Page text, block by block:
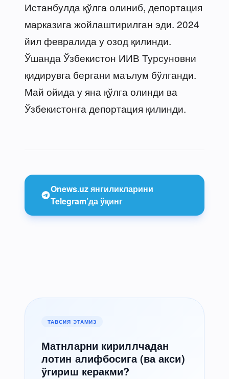
Истанбулда қўлга олиниб, депортация
марказига жойлаштирилган эди. 2024
йил февралида у озод қилинди.
Ўшанда Ўзбекистон ИИВ Турсуновни
қидирувга бергани маълум бўлганди.
Май ойида у яна қўлга олинди ва
Ўзбекистонга депортация қилинди.
Onews.uz янгиликларини
Telegram’да ўқинг
ТАВСИЯ ЭТАМИЗ
Матнларни кириллчадан
лотин алифбосига (ва акси)
ўгириш керакми?